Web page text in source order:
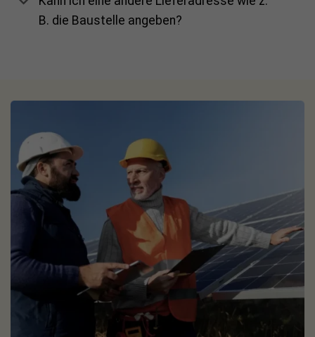
Außeneinsatz ausgelegt. DieJA Solar JAM54D40 LR
Rechtliches:
Bitte beachte die Registrierungspflicht im
Marktstammdatenregister sowie die aktuell gültigen
technischen und örtlichen Vorgaben. Die
Einspeiseleistung ist auf 800 W einstellbar.
Flexibel erweiterbar:
Der Speicher kann später durch
stapelbare Zusatzakkus auf insgesamt bis zu 8.192 Wh
erweitert werden.
Mehr Informationen:Einen ausführlichen Vergleich und
weitere Tipps findest du in unserem
Ratgeber zur
Growatt NEXA 2000.
B. die Baustelle angeben?